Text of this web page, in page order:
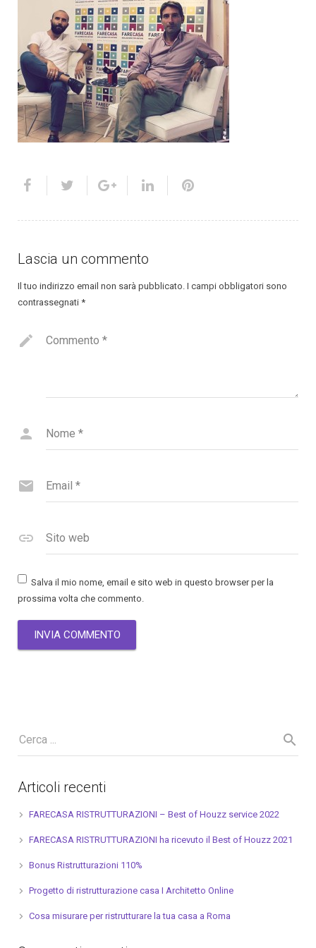
Lascia un commento
Il tuo indirizzo email non sarà pubblicato. I campi obbligatori sono
contrassegnati *
Commento *
Nome *
Email *
Sito web
Salva il mio nome, email e sito web in questo browser per la
prossima volta che commento.
Articoli recenti
FARECASA RISTRUTTURAZIONI – Best of Houzz service 2022
FARECASA RISTRUTTURAZIONI ha ricevuto il Best of Houzz 2021
Bonus Ristrutturazioni 110%
Progetto di ristrutturazione casa I Architetto Online
Cosa misurare per ristrutturare la tua casa a Roma